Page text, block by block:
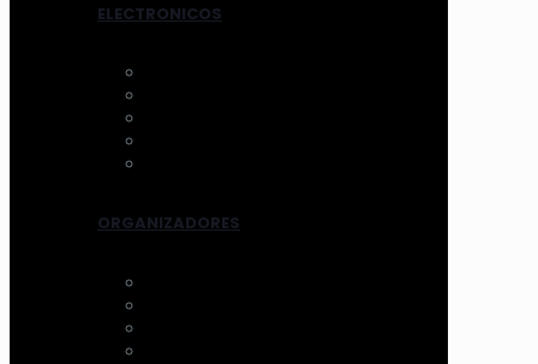
ELECTRONICOS
ORGANIZADORES